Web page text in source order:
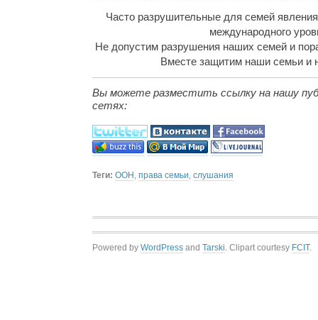
Часто разрушительные для семей
международного
Не допустим разрушения наших семей и
Вместе защитим наши семьи и
Вы можете разместить ссылку на нашу
сетях:
Теги: ООН , права семьи, слушания
Powered by WordPress and Tarski. Clipart courtesy FCIT.